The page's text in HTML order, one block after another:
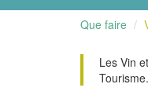
Que faire
Les Vin
Tourisme.